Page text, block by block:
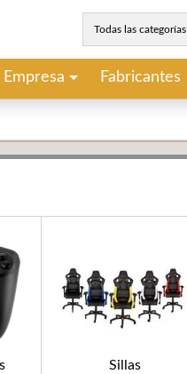
Todas las categorías
Empresa Fabricantes
Sillas